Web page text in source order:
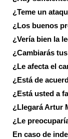
¿Teme un
¿Los buenos
¿Vería bien la
¿Cambiarás
¿Le afecta el
¿Está de
¿Está usted a
¿Llegará Artur
¿Le
En caso de